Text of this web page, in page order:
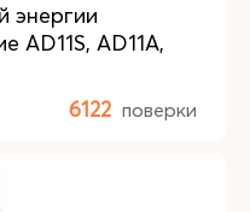
энергии
AD11S, AD11A,
6122 поверки